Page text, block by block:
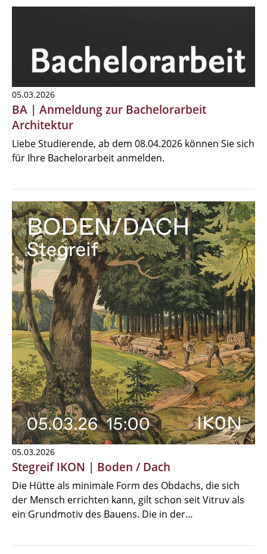
05.03.2026
BA | Anmeldung zur Bachelorarbeit
Architektur
Liebe Studierende, ab dem 08.04.2026 können Sie sich
für Ihre Bachelorarbeit anmelden.
05.03.2026
Stegreif IKON | Boden / Dach
Die Hütte als minimale Form des Obdachs, die sich
der Mensch errichten kann, gilt schon seit Vitruv als
ein Grundmotiv des Bauens. Die in der…